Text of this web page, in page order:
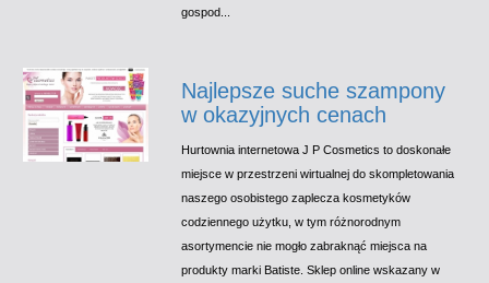
gospod...
Najlepsze suche szampony
w okazyjnych cenach
Hurtownia internetowa J P Cosmetics to doskonałe
miejsce w przestrzeni wirtualnej do skompletowania
naszego osobistego zaplecza kosmetyków
codziennego użytku, w tym różnorodnym
asortymencie nie mogło zabraknąć miejsca na
produkty marki Batiste. Sklep online wskazany w